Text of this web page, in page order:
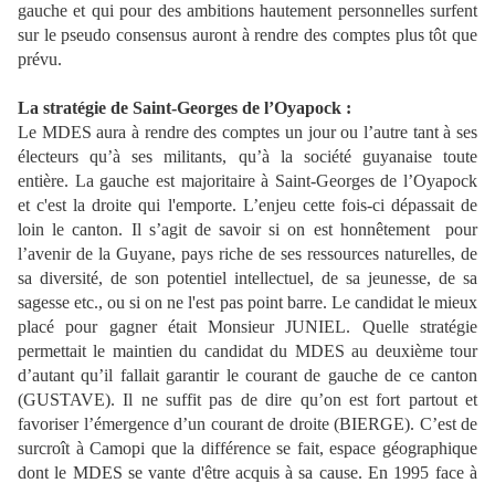
gauche et qui pour des ambitions hautement personnelles surfent
sur le pseudo consensus auront à rendre des comptes plus tôt que
prévu.
La stratégie de Saint-Georges de l’Oyapock :
Le MDES aura à rendre des comptes un jour ou l’autre tant à ses
électeurs qu’à ses militants, qu’à la société guyanaise toute
entière. La gauche est majoritaire à Saint-Georges de l’Oyapock
et c'est la droite qui l'emporte. L’enjeu cette fois-ci dépassait de
loin le canton. Il s’agit de savoir si on est honnêtement pour
l’avenir de la Guyane, pays riche de ses ressources naturelles, de
sa diversité, de son potentiel intellectuel, de sa jeunesse, de sa
sagesse etc., ou si on ne l'est pas point barre. Le candidat le mieux
placé pour gagner était Monsieur JUNIEL. Quelle stratégie
permettait le maintien du candidat du MDES au deuxième tour
d’autant qu’il fallait garantir le courant de gauche de ce canton
(GUSTAVE). Il ne suffit pas de dire qu’on est fort partout et
favoriser l’émergence d’un courant de droite (BIERGE). C’est de
surcroît à Camopi que la différence se fait, espace géographique
dont le MDES se vante d'être acquis à sa cause. En 1995 face à